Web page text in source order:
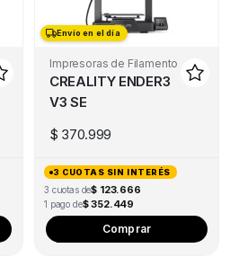
Envío en el día
Envío en el día
Impresoras de Filamento
CREALITY ENDER3
V3 SE
$ 370.999
3 CUOTAS SIN INTERÉS
3 cuotas de$ 123.666
1 pago de$ 352.449
Comprar